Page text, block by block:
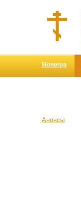
Номера
Анонсы